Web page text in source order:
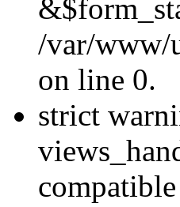
/var/www/
on line 0.
strict